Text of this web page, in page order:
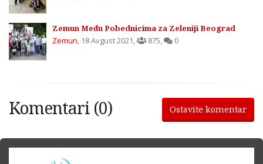
Zemun Među Pobednicima za Zeleniji Beograd
Zemun, 18 Avgust 2021, 875, 0
Komentari (0) Ostavite komentar